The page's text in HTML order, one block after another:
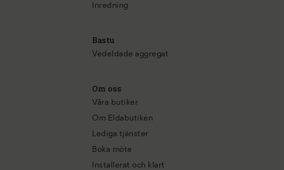
Inredning
Bastu
Vedeldade aggregat
Om oss
Våra butiker
Om Eldabutiken
Lediga tjänster
Boka möte
Installerat och klart